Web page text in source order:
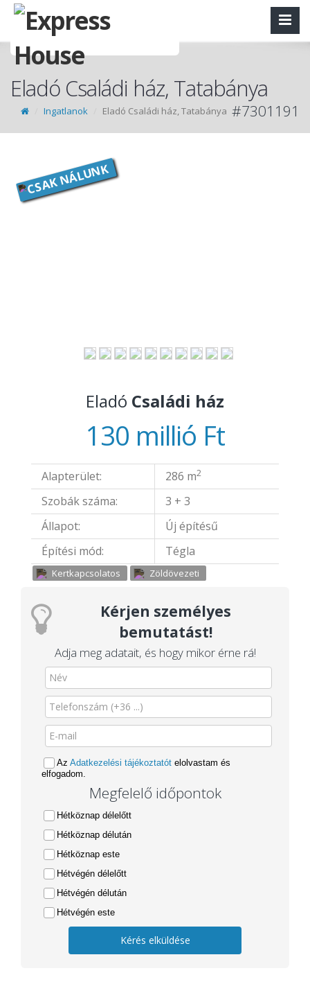
Eladó Családi ház, Tatabánya
Ingatlanok Eladó Családi ház, Tatabánya #7301191
Eladó Családi ház
130 millió Ft
Alapterület: 286 m2
Szobák száma:
3 + 3
Állapot:
Új építésű
Építési mód:
Tégla
Kertkapcsolatos Zöldövezeti
Kérjen személyes
bemutatást!
Adja meg adatait, és hogy mikor érne rá!
Az Adatkezelési tájékoztatót elolvastam és
elfogadom.
Megfelelő időpontok
Hétköznap délelőtt
Hétköznap délután
Hétköznap este
Hétvégén délelőtt
Hétvégén délután
Hétvégén este
Kérés elküldése